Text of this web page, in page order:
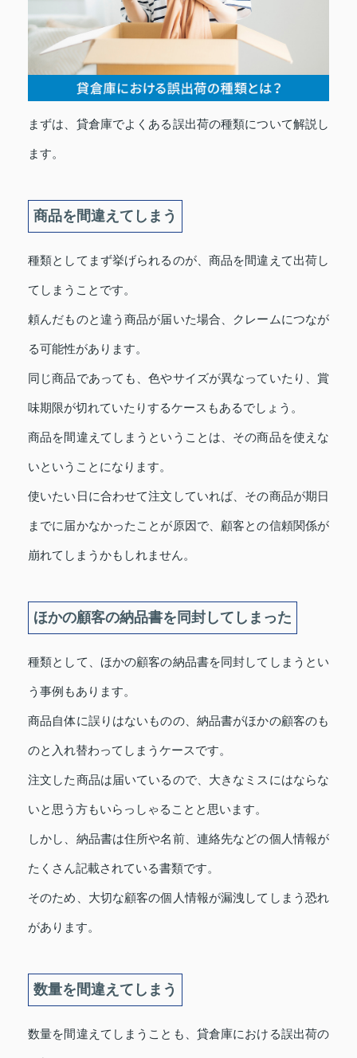
まずは、貸倉庫でよくある誤出荷の種類について解説し
ます。
商品を間違えてしまう
種類としてまず挙げられるのが、商品を間違えて出荷し
てしまうことです。
頼んだものと違う商品が届いた場合、クレームにつなが
る可能性があります。
同じ商品であっても、色やサイズが異なっていたり、賞
味期限が切れていたりするケースもあるでしょう。
商品を間違えてしまうということは、その商品を使えな
いということになります。
使いたい日に合わせて注文していれば、その商品が期日
までに届かなかったことが原因で、顧客との信頼関係が
崩れてしまうかもしれません。
ほかの顧客の納品書を同封してしまった
種類として、ほかの顧客の納品書を同封してしまうとい
う事例もあります。
商品自体に誤りはないものの、納品書がほかの顧客のも
のと入れ替わってしまうケースです。
注文した商品は届いているので、大きなミスにはならな
いと思う方もいらっしゃることと思います。
しかし、納品書は住所や名前、連絡先などの個人情報が
たくさん記載されている書類です。
そのため、大切な顧客の個人情報が漏洩してしまう恐れ
があります。
数量を間違えてしまう
数量を間違えてしまうことも、貸倉庫における誤出荷の